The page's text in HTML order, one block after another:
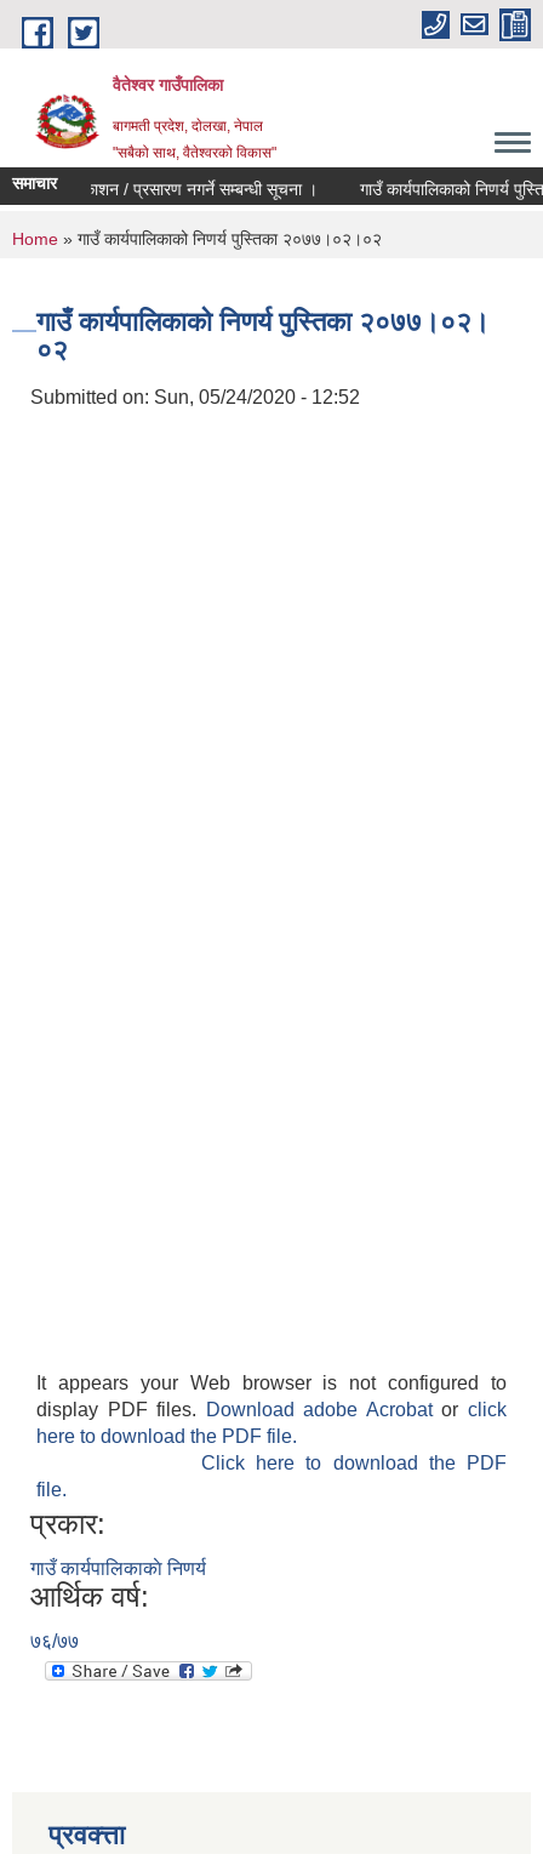
Skip to main content
वैतेश्वर गाउँपालिका
बागमती प्रदेश, दाेलखा, नेपाल
"सबैको साथ, वैतेश्वरको विकास"
समाचारप्रकाशन / प्रसारण नगर्ने सम्बन्धी सूचना । गाउँ कार्यपालिकाको निणर्य
You are here
Home » गाउँ कार्यपालिकाको निणर्य पुस्तिका २०७७।०२।०२
गाउँ कार्यपालिकाको निणर्य पुस्तिका २०७७।०२।
०२
Submitted on: Sun, 05/24/2020 - 12:52
It appears your Web browser is not configured to
display PDF files.
Download adobe Acrobatorclick
here to download the PDF file.
Click here to download the PDF
file.
प्रकार:
गाउँ कार्यपालिकाकाे निणर्य
आर्थिक वर्ष:
७६/७७
प्रवक्त्ता